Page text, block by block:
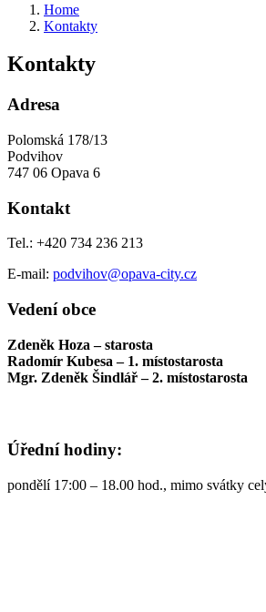
Home
Kontakty
Kontakty
Adresa
Polomská 178/13
Podvihov
747 06 Opava 6
Kontakt
Tel.: +420 734 236 213
E-mail: podvihov@opava-city.cz
Vedení obce
Zdeněk Hoza – starosta
Radomír Kubesa – 1. místostarosta
Mgr. Zdeněk Šindlář – 2. místostarosta
Úřední hodiny:
pondělí 17:00 – 18.00 hod., mimo svátky